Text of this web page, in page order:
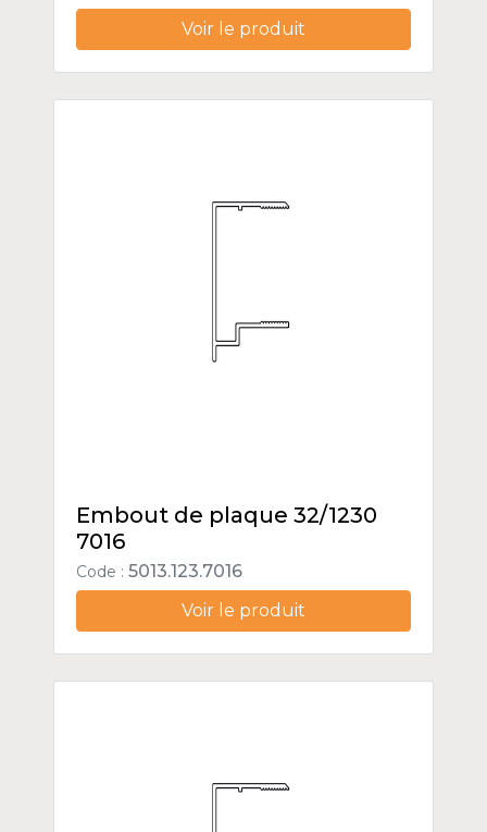
Voir le produit
Embout de plaque 32/1230
7016
Code : 5013.123.7016
Voir le produit